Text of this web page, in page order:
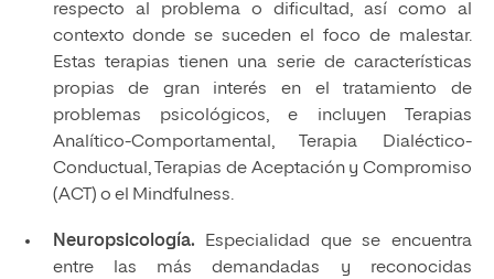
respecto al problema o dificultad, así como al
contexto donde se suceden el foco de malestar.
Estas terapias tienen una serie de características
propias de gran interés en el tratamiento de
problemas psicológicos, e incluyen Terapias
Analítico-Comportamental, Terapia Dialéctico-
Conductual, Terapias de Aceptación y Compromiso
(ACT) o el Mindfulness.
Neuropsicología. Especialidad que se encuentra
entre las más demandadas y reconocidas